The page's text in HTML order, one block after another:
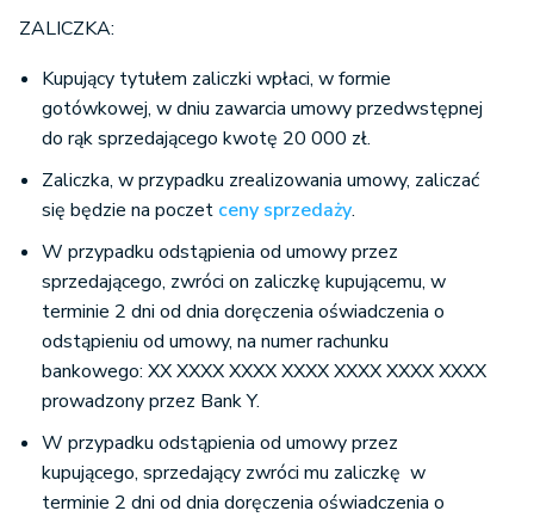
ZALICZKA:
Kupujący tytułem zaliczki wpłaci, w formie
gotówkowej, w dniu zawarcia umowy przedwstępnej
do rąk sprzedającego kwotę 20 000 zł.
Zaliczka, w przypadku zrealizowania umowy, zaliczać
się będzie na poczet ceny sprzedaży.
W przypadku odstąpienia od umowy przez
sprzedającego, zwróci on zaliczkę kupującemu, w
terminie 2 dni od dnia doręczenia oświadczenia o
odstąpieniu od umowy, na numer rachunku
bankowego: XX XXXX XXXX XXXX XXXX XXXX XXXX
prowadzony przez Bank Y.
W przypadku odstąpienia od umowy przez
kupującego, sprzedający zwróci mu zaliczkę w
terminie 2 dni od dnia doręczenia oświadczenia o